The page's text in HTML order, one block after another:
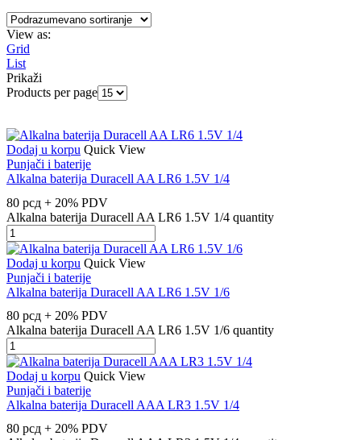
View as:
Grid
List
Prikaži
Products per page
Dodaj u korpu Quick View
Punjači i baterije
Alkalna baterija Duracell AA LR6 1.5V 1/4
80 рсд + 20% PDV
Alkalna baterija Duracell AA LR6 1.5V 1/4 quantity
Dodaj u korpu Quick View
Punjači i baterije
Alkalna baterija Duracell AA LR6 1.5V 1/6
80 рсд + 20% PDV
Alkalna baterija Duracell AA LR6 1.5V 1/6 quantity
Dodaj u korpu Quick View
Punjači i baterije
Alkalna baterija Duracell AAA LR3 1.5V 1/4
80 рсд + 20% PDV